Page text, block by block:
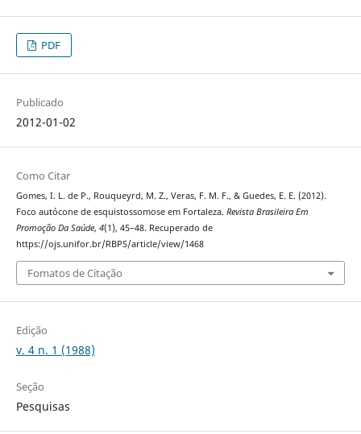
PDF
Publicado
2012-01-02
Como Citar
Gomes, I. L. de P., Rouqueyrd, M. Z., Veras, F. M. F., & Guedes, E. E. (2012).
Foco autócone de esquistossomose em Fortaleza. Revista Brasileira Em
Promoção Da Saúde, 4(1), 45–48. Recuperado de
https://ojs.unifor.br/RBPS/article/view/1468
Fomatos de Citação
Edição
v. 4 n. 1 (1988)
Seção
Pesquisas